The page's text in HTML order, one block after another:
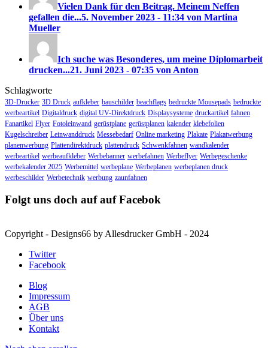
Vielen Dank für den Beitrag. Meinem Neffen
gefallen die...5. November 2023 - 11:34 von Martina
Mueller
Ich suche was Besonderes, um meine Diplomarbeit
drucken...21. Juni 2023 - 07:35 von Anton
Schlagworte
3D-Drucker 3D Druck aufkleber bauschilder beachflags bedruckte Mousepads bedruckte
werbeartikel Digitaldruck digital UV-Direktdruck Displaysysteme druckartikel fahnen
Fanartikel Flyer Fotoleinwand gerüstplane gerüstplanen kalender klebefolien
Kugelschreiber Leinwanddruck Messebedarf Online marketing Plakate Plakatwerbung
planenwerbung Plattendirektdruck plattendruck Schwenkfahnen wandkalender
werbeartikel werbeaufkleber Werbebanner werbefahnen Werbeflyer Werbegeschenke
werbekalender 2025 Werbemittel werbeplane Werbeplanen werbeplanen druck
werbeschilder Werbetechnik werbung zaunfahnen
Folgt uns doch auf auf Facebok
Copyright - Designs66 by Allesdrucker GmbH - 2024
Twitter
Facebook
Blog
Impressum
AGB
Über uns
Kontakt